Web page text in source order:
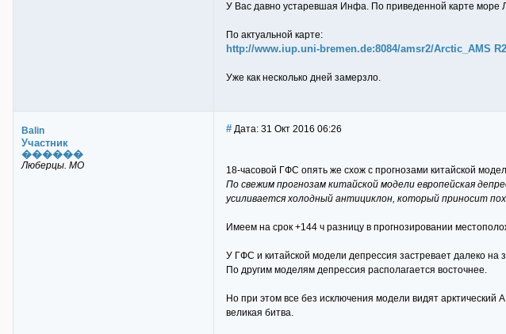
У Вас давно устаревшая Инфа. По приведенной карте море
По актуальной карте:
http://www.iup.uni-bremen.de:8084/amsr2/Arctic_AMS
Уже как несколько дней замерзло.
Balin
Участник
������
Люберцы. МО
# Дата: 31 Окт 2016 06:26
18-часовой ГФС опять же схож с прогнозами китайской
По свежим прогнозам китайской модели европейская
усиливается холодный антициклон, который приносит
Имеем на срок +144 ч разницу в прогнозировании
У ГФС и китайской модели депрессия застревает далеко
По другим моделям депрессия располагается восточнее.
Но при этом все без исключения модели видят
великая битва.